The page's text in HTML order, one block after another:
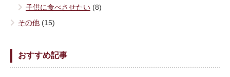
子供に食べさせたい (8)
その他 (15)
おすすめ記事